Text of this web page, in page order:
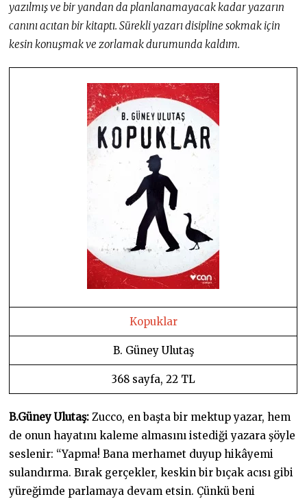
yazılmış ve bir yandan da planlanamayacak kadar yazarın
canını acıtan bir kitaptı. Sürekli yazarı disipline sokmak için
kesin konuşmak ve zorlamak durumunda kaldım.
Kopuklar
B. Güney Ulutaş
368 sayfa, 22 TL
B.Güney Ulutaş: Zucco, en başta bir mektup yazar, hem
de onun hayatını kaleme almasını istediği yazara şöyle
seslenir: “Yapma! Bana merhamet duyup hikâyemi
sulandırma. Bırak gerçekler, keskin bir bıçak acısı gibi
yüreğimde parlamaya devam etsin. Çünkü beni